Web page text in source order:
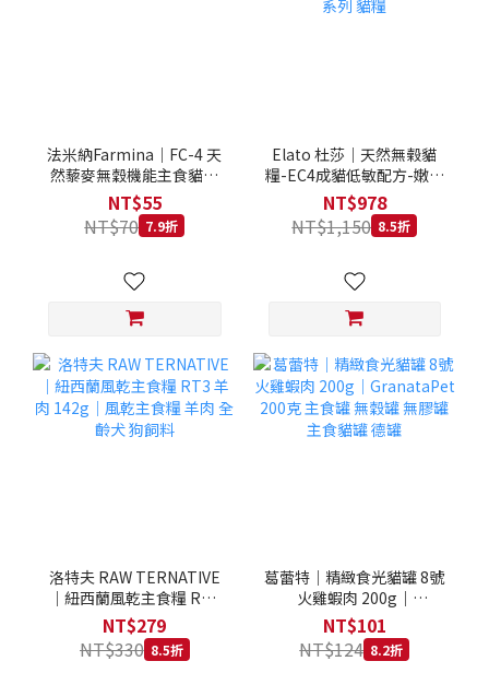
法米納Farmina｜FC-4 天
然藜麥無穀機能主食貓罐
FC-4061 體重管理 羊肉蘆
筍 80G
NT$55
NT$70 7.9折
Elato 杜莎｜天然無榖貓
糧-EC4成貓低敏配方-嫩羊
野鹿 1.5kg｜杜莎 天然無
榖貓糧系列 貓糧
NT$978
NT$1,150 8.5折
洛特夫 RAW TERNATIVE
｜紐西蘭風乾主食糧 RT3
羊肉 142g｜風乾主食糧 羊
肉 全齡犬 狗飼料
NT$279
NT$330 8.5折
葛蕾特｜精緻食光貓罐 8號
火雞蝦肉 200g｜
GranataPet 200克 主食罐
無穀罐 無膠罐 主食貓罐 德
罐
NT$101
NT$124 8.2折